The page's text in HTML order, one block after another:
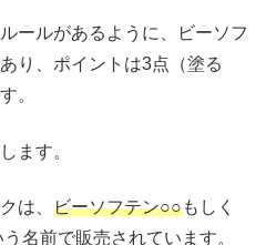
ールがあるように、ビーソフ
り、ポイントは3点（塗る
。
ます。
は、 ビーソフテン○○もしく
う名前で販売されています。